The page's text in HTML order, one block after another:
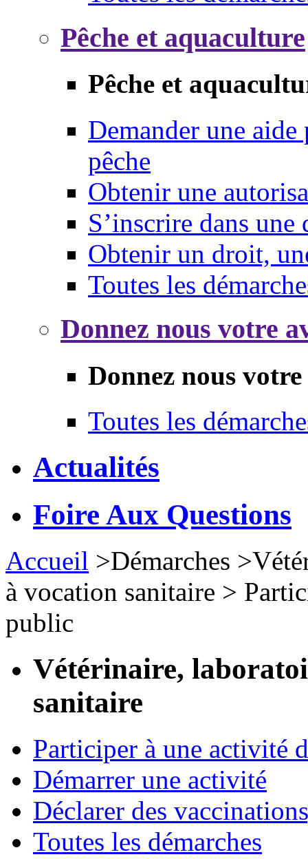
Pêche et aquaculture
Pêche et
Demander une
pêche
Obtenir une
S’inscrire dans une
Obtenir un droit,
Toutes les
Donnez nous votre
Donnez nous
Toutes les
Actualités
Foire Aux Questions
Accueil >Démarches >
à vocation sanitaire >
public
Vétérinaire,
sanitaire
Participer à une activité
Démarrer une activité
Déclarer des
Toutes les démarches